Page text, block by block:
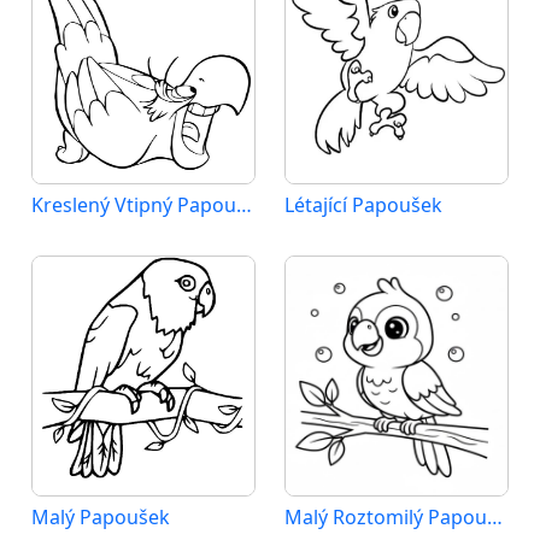
Kreslený Vtipný Papoušek Létající Papoušek
Malý Papoušek Malý Roztomilý Papoušek